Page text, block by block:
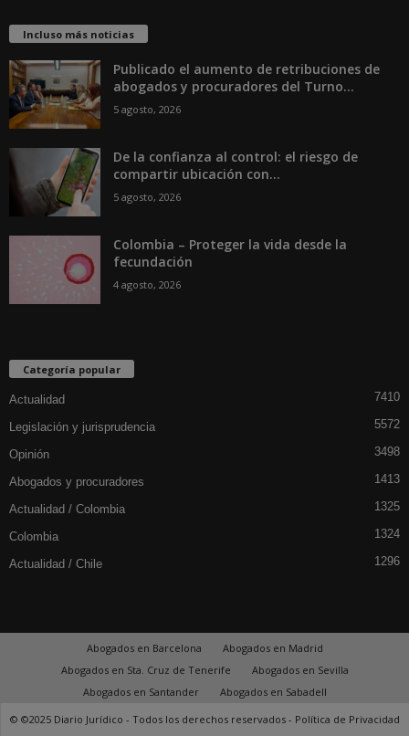
Incluso más noticias
Publicado el aumento de retribuciones de
abogados y procuradores del Turno...
5 agosto, 2026
De la confianza al control: el riesgo de
compartir ubicación con...
5 agosto, 2026
Colombia – Proteger la vida desde la
fecundación
4 agosto, 2026
Categoría popular
Actualidad 7410
Legislación y jurisprudencia 5572
Opinión 3498
Abogados y procuradores 1413
Actualidad / Colombia 1325
Colombia 1324
Actualidad / Chile 1296
Abogados en Barcelona
Abogados en Madrid
Abogados en Sta. Cruz de Tenerife
Abogados en Sevilla
Abogados en Santander
Abogados en Sabadell
© ©2025 Diario Jurídico - Todos los derechos reservados - Política de Privacidad